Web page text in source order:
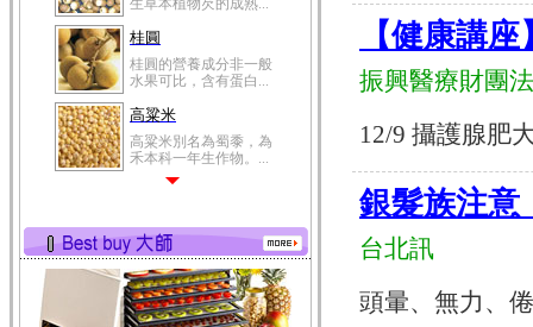
生草本植物芡的成熟...
桂圓
桂圓的營養成分非一般
水果可比，含有蛋白...
高粱米
高粱米別名為蜀黍，為
禾本科一年生作物。...
有蛋白質、脂肪、磷...
鮪魚
鮪魚肚肉中的不飽和脂
肪酸內富含EPA和DH...
【健康講
振興醫療財團
12/9 攝護腺肥
銀髮族注意
台北訊
頭暈、無力、